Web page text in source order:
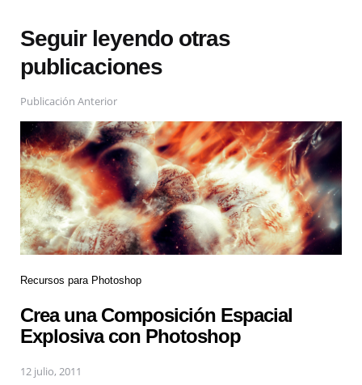
Seguir leyendo otras
publicaciones
Publicación Anterior
Recursos para Photoshop
Crea una Composición Espacial
Explosiva con Photoshop
12 julio, 2011